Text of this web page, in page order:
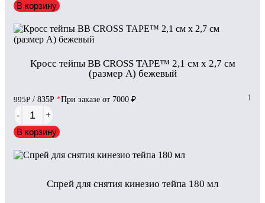
В корзину
Кросс тейпы BB CROSS TAPE™ 2,1 см x 2,7 см
(размер А) бежевый
995Р / 835Р *При заказе от 7000 ₽ 1
-
+
В корзину
Спрей для снятия кинезио тейпа 180 мл